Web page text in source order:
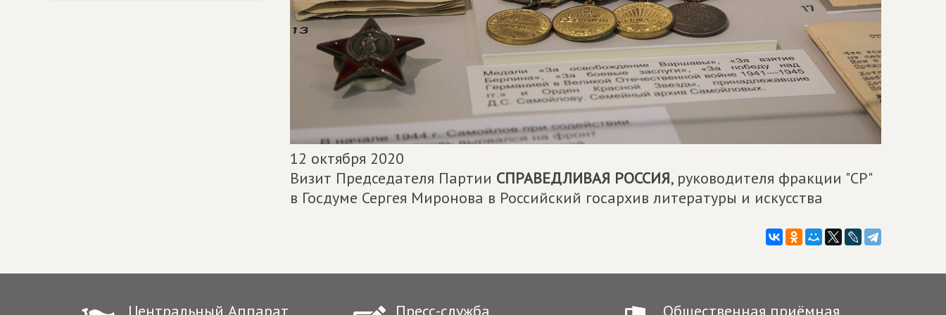
12 октября 2020
Визит Председателя Партии СПРАВЕДЛИВАЯ РОССИЯ, руководителя фракции "СР"
в Госдуме Сергея Миронова в Российский госархив литературы и искусства
Центральный Аппарат Пресс-служба Общественная приёмная